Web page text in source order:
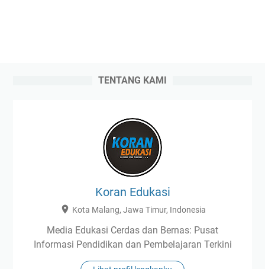
TENTANG KAMI
Koran Edukasi
Kota Malang, Jawa Timur, Indonesia
Media Edukasi Cerdas dan Bernas: Pusat
Informasi Pendidikan dan Pembelajaran Terkini